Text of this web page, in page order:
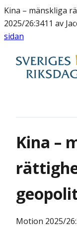
Kina – mänskliga
2025/26:3411 av
sidan
Kina –
Motion 2025/